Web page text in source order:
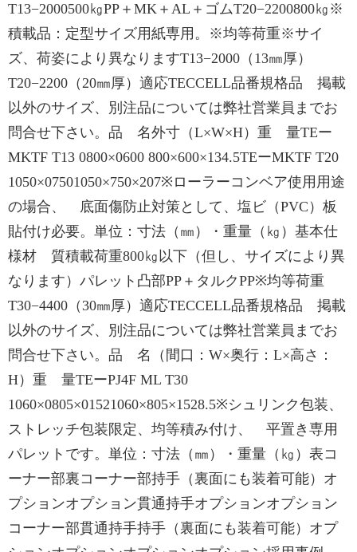
T13−2000500㎏PP＋MK＋AL＋ゴムT20−2200800㎏※
積載品：定型サイズ用紙専用。※均等荷重※サイ
ズ、荷姿により異なりますT13−2000（13㎜厚）
T20−2200（20㎜厚）適応TECCELL品番規格品 掲載
以外のサイズ、別注品については弊社営業員までお
問合せ下さい。品 名外寸（L×W×H）重 量TEー
MKTF T13 0800×0600 800×600×134.5TEーMKTF T20
1050×07501050×750×207※ローラーコンベア使用用途
の場合、 底面傷防止対策として、塩ビ（PVC）板
貼付け必要。単位：寸法（㎜）・重量（㎏）基本仕
様材 質積載荷重800㎏以下（但し、サイズにより異
なります）パレット凸部PP＋タルクPP※均等荷重
T30−4400（30㎜厚）適応TECCELL品番規格品 掲載
以外のサイズ、別注品については弊社営業員までお
問合せ下さい。品 名（間口：W×奥行：L×高さ：
H）重 量TEーPJ4F ML T30
1060×0805×01521060×805×1528.5※シュリンク包装、
ストレッチ包装限定、均等積み付け、 平置き専用
パレットです。単位：寸法（㎜）・重量（㎏）表コ
ーナー部裏コーナー部持手（裏面にも装着可能）オ
プションオプション貫通持手オプションオプション
コーナー部貫通持手持手（裏面にも装着可能）オプ